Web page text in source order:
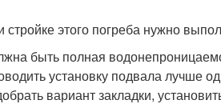
стройке этого погреба нужно
быть полная
установку подвала лучше
вариант закладки,